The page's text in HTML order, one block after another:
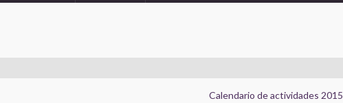
Calendario de actividades 2015